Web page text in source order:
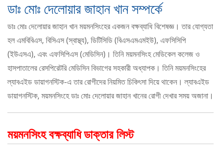
ডাঃ মোঃ দেলোয়ার জাহান খান সম্পর্কে
ডাঃ মোঃ দেলোয়ার জাহান খান ময়মনসিংহের একজন বক্ষব্যাধি বিশেষজ্ঞ। তার যোগ্যতা
হল এমবিবিএস, বিসিএস (স্বাস্থ্য), ডিটিসিডি (বিএসএমএমইউ), এফসিসিপি
(ইউএসএ), এবং এফসিপিএস (মেডিসিন)। তিনি ময়মনসিংহ মেডিকেল কলেজ ও
হাসপাতালের রেসপিরেটরি মেডিসিন বিভাগের সহকারী অধ্যাপক। তিনি ময়মনসিংহের
ল্যাবএইড ডায়াগনস্টিক-এ তার রোগীদের নিয়মিত চিকিৎসা দিয়ে থাকেন। ল্যাবএইড
ডায়াগনস্টিক, ময়মনসিংহে ডাঃ মোঃ দেলোয়ার জাহান খানের রোগী দেখার সময় অজানা।
ময়মনসিংহ বক্ষব্যাধি ডাক্তার লিস্ট